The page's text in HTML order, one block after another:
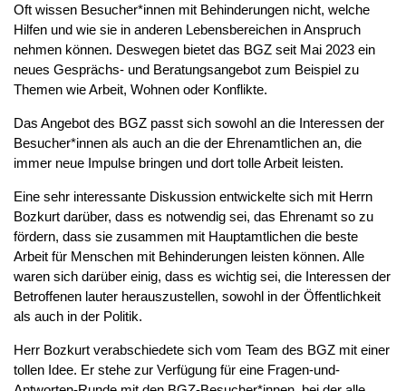
Oft wissen Besucher*innen mit Behinderungen nicht, welche
Hilfen und wie sie in anderen Lebensbereichen in Anspruch
nehmen können. Deswegen bietet das BGZ seit Mai 2023 ein
neues Gesprächs- und Beratungsangebot zum Beispiel zu
Themen wie Arbeit, Wohnen oder Konflikte.
Das Angebot des BGZ passt sich sowohl an die Interessen der
Besucher*innen als auch an die der Ehrenamtlichen an, die
immer neue Impulse bringen und dort tolle Arbeit leisten.
Eine sehr interessante Diskussion entwickelte sich mit Herrn
Bozkurt darüber, dass es notwendig sei, das Ehrenamt so zu
fördern, dass sie zusammen mit Hauptamtlichen die beste
Arbeit für Menschen mit Behinderungen leisten können. Alle
waren sich darüber einig, dass es wichtig sei, die Interessen der
Betroffenen lauter herauszustellen, sowohl in der Öffentlichkeit
als auch in der Politik.
Herr Bozkurt verabschiedete sich vom Team des BGZ mit einer
tollen Idee. Er stehe zur Verfügung für eine Fragen-und-